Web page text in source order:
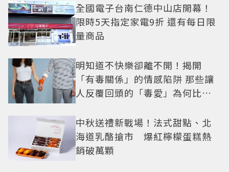
全國電子台南仁德中山店開幕！
限時5天指定家電9折 還有每日限
量商品
明知道不快樂卻離不開！揭開
「有毒關係」的情感陷阱 那些讓
人反覆回頭的「毒愛」為何比菸
中秋送禮新戰場！法式甜點、北
海道乳酪搶市 爆紅檸檬蛋糕熱
銷破萬顆